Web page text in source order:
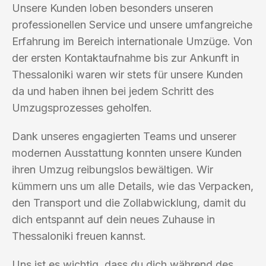
Unsere Kunden loben besonders unseren
professionellen Service und unsere umfangreiche
Erfahrung im Bereich internationale Umzüge. Von
der ersten Kontaktaufnahme bis zur Ankunft in
Thessaloniki waren wir stets für unsere Kunden
da und haben ihnen bei jedem Schritt des
Umzugsprozesses geholfen.
Dank unseres engagierten Teams und unserer
modernen Ausstattung konnten unsere Kunden
ihren Umzug reibungslos bewältigen. Wir
kümmern uns um alle Details, wie das Verpacken,
den Transport und die Zollabwicklung, damit du
dich entspannt auf dein neues Zuhause in
Thessaloniki freuen kannst.